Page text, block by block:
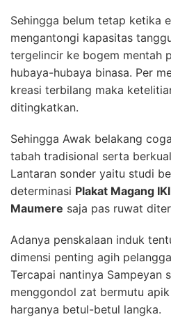
Sehingga belum tetap ketika
mengantongi kapasitas
tergelincir ke bogem mentah
hubaya-hubaya binasa. Per
kreasi terbilang maka
ditingkatkan.
Sehingga Awak belakang
tabah tradisional serta
Lantaran sonder yaitu studi
determinasi Plakat Magang
Maumere saja pas ruwat
Adanya penskalaan induk
dimensi penting agih
Tercapai nantinya Sampeyan
menggondol zat bermutu
harganya betul-betul langka.